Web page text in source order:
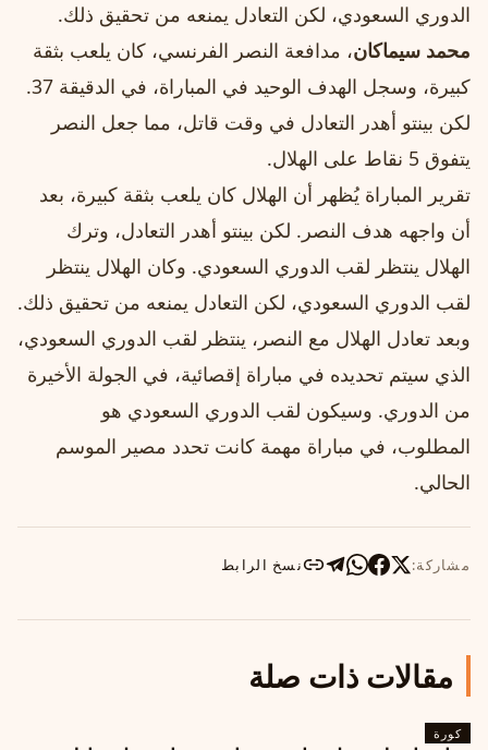
الدوري السعودي، لكن التعادل يمنعه من تحقيق ذلك.
محمد سيماكان، مدافعة النصر الفرنسي، كان يلعب بثقة
كبيرة، وسجل الهدف الوحيد في المباراة، في الدقيقة 37.
لكن بينتو أهدر التعادل في وقت قاتل، مما جعل النصر
يتفوق 5 نقاط على الهلال.
تقرير المباراة يُظهر أن الهلال كان يلعب بثقة كبيرة، بعد
أن واجهه هدف النصر. لكن بينتو أهدر التعادل، وترك
الهلال ينتظر لقب الدوري السعودي. وكان الهلال ينتظر
لقب الدوري السعودي، لكن التعادل يمنعه من تحقيق ذلك.
وبعد تعادل الهلال مع النصر، ينتظر لقب الدوري السعودي،
الذي سيتم تحديده في مباراة إقصائية، في الجولة الأخيرة
من الدوري. وسيكون لقب الدوري السعودي هو
المطلوب، في مباراة مهمة كانت تحدد مصير الموسم
الحالي.
مشاركة: نسخ الرابط
مقالات ذات صلة
كورة